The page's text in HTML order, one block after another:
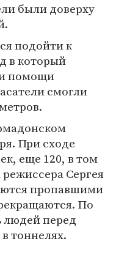
были доверху
подойти к
в который
помощи
смогли
При сходе
еще 120, в том
Сергея
пропавшими
По
перед
тоннелях.